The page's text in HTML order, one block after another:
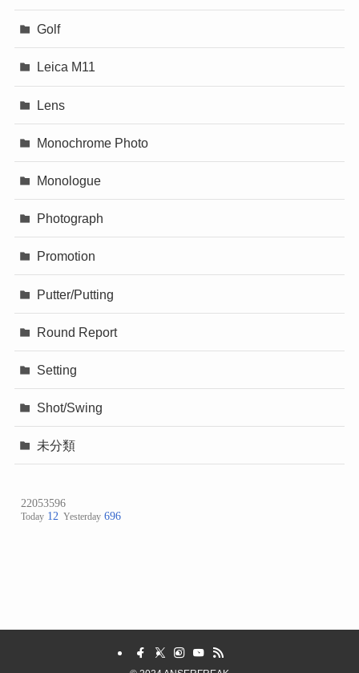
Golf
Leica M11
Lens
Monochrome Photo
Monologue
Photograph
Promotion
Putter/Putting
Round Report
Setting
Shot/Swing
未分類